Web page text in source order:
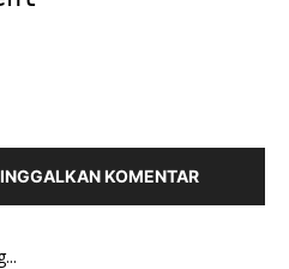
KOMENTAR